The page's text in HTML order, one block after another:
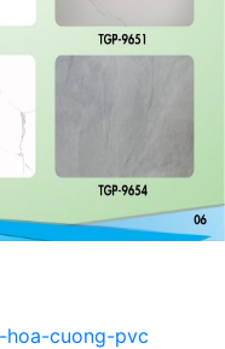
cuong-pvc